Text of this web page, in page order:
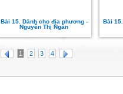
Bài 15. Dành cho địa phương -
Nguyễn Thị Ngân
Bài
1 2 3 4